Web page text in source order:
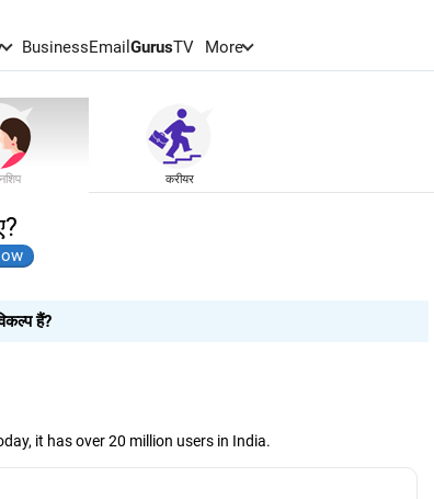
BusinessEmail GurusTV More
करीयर
हैं?
it has over 20 million users in India.